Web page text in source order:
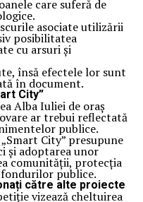
care suferă de
asociate utilizării
posibilitatea
cu arsuri și
însă efectele lor sunt
în document.
City”
Alba Iuliei de oraș
ar trebui reflectată
publice.
City” presupune
și adoptarea unor
comunității, protecția
publice.
către alte proiecte
vizează cheltuirea